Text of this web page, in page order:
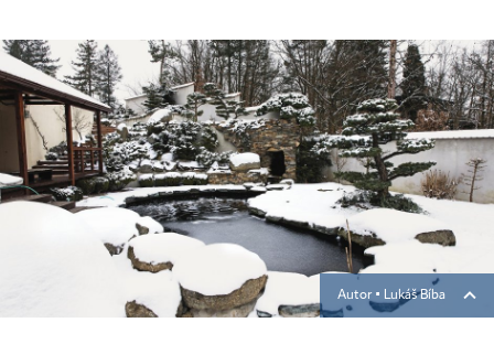
Autor ▪ Lukáš Bíba